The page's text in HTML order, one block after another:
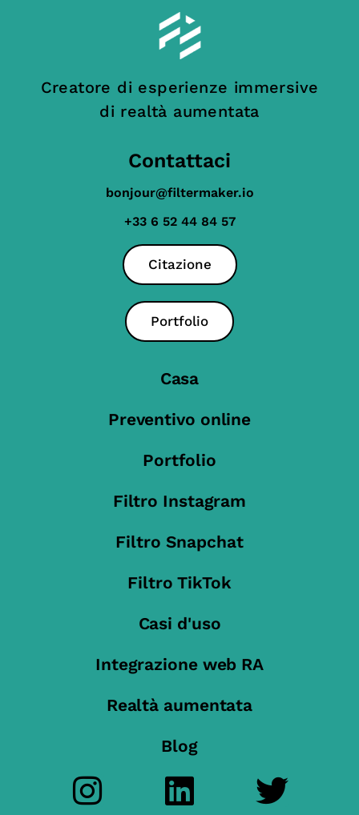
Creatore di esperienze immersive
di realtà aumentata
Contattaci
bonjour@filtermaker.io
+33 6 52 44 84 57
Citazione
Portfolio
Casa
Preventivo online
Portfolio
Filtro Instagram
Filtro Snapchat
Filtro TikTok
Casi d'uso
Integrazione web RA
Realtà aumentata
Blog